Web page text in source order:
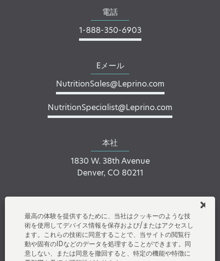
最高の体験を提供するために、当社はクッキーのような技
術を使用してデバイス情報を保存および/またはアクセスし
ます。これらの技術に同意することで、当サイトの閲覧行
動や固有のIDなどのデータを処理することができます。同
意しない、または同意を撤回すると、特定の機能や特徴に
電話
1-888-350-6903
Eメール
NutritionSales@Leprino.com
NutritionSpecialist@Leprino.com
本社
1830 W. 38th Avenue
Denver, CO 80211